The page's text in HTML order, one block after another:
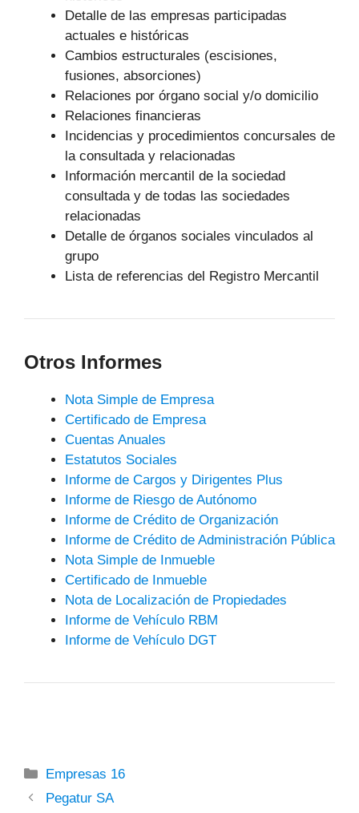
Detalle de las empresas participadas
actuales e históricas
Cambios estructurales (escisiones,
fusiones, absorciones)
Relaciones por órgano social y/o domicilio
Relaciones financieras
Incidencias y procedimientos concursales de
la consultada y relacionadas
Información mercantil de la sociedad
consultada y de todas las sociedades
relacionadas
Detalle de órganos sociales vinculados al
grupo
Lista de referencias del Registro Mercantil
Otros Informes
Nota Simple de Empresa
Certificado de Empresa
Cuentas Anuales
Estatutos Sociales
Informe de Cargos y Dirigentes Plus
Informe de Riesgo de Autónomo
Informe de Crédito de Organización
Informe de Crédito de Administración Pública
Nota Simple de Inmueble
Certificado de Inmueble
Nota de Localización de Propiedades
Informe de Vehículo RBM
Informe de Vehículo DGT
Categorías
Empresas 16
Pegatur SA